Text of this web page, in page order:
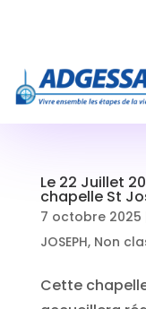
Le 22 Juillet
chapelle St
7 octobre 2025
JOSEPH, Non
Cette